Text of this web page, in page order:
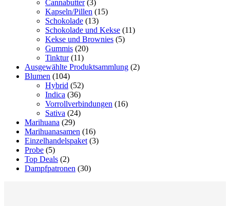
Cannabutter (3)
Kapseln/Pillen (15)
Schokolade (13)
Schokolade und Kekse (11)
Kekse und Brownies (5)
Gummis (20)
Tinktur (11)
Ausgewählte Produktsammlung (2)
Blumen (104)
Hybrid (52)
Indica (36)
Vorrollverbindungen (16)
Sativa (24)
Marihuana (29)
Marihuanasamen (16)
Einzelhandelspaket (3)
Probe (5)
Top Deals (2)
Dampfpatronen (30)